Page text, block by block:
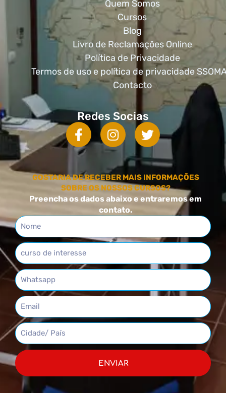
Quem Somos
Cursos
Blog
Livro de Reclamações Online
Política de Privacidade
Termos de uso e política de privacidade
Contacto
Redes Socias
GOSTARIA DE RECEBER MAIS INFORMAÇÕES
SOBRE OS NOSSOS CURSOS?
Preencha os dados abaixo e entraremos em
contato.
ENVIAR